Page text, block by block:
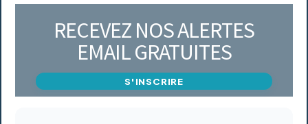
RECEVEZ NOS ALERTES
EMAIL GRATUITES
S'INSCRIRE